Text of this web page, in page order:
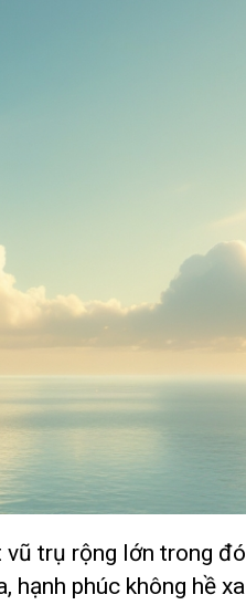
trụ rộng lớn trong
phúc không hề